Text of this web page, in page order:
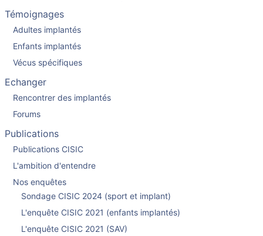
Témoignages
Adultes implantés
Enfants implantés
Vécus spécifiques
Echanger
Rencontrer des implantés
Forums
Publications
Publications CISIC
L'ambition d'entendre
Nos enquêtes
Sondage CISIC 2024 (sport et implant)
L'enquête CISIC 2021 (enfants implantés)
L'enquête CISIC 2021 (SAV)